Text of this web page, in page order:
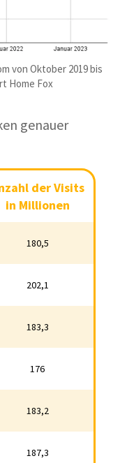
von Oktober 2019 bis
Home Fox
genauer
der Visits in
Millionen
180,5
202,1
183,3
176
183,2
187,3
der Visits
in Millionen
180,5
202,1
183,3
176
183,2
187,3